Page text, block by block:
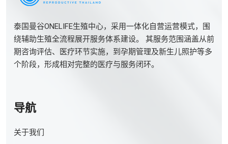
泰国曼谷ONELIFE生殖中心，采用一体化自营运营模式，围
绕辅助生殖全流程展开服务体系建设。 其服务范围涵盖从前
期咨询评估、医疗环节实施，到孕期管理及新生儿照护等多
个阶段，形成相对完整的医疗与服务闭环。
导航
关于我们